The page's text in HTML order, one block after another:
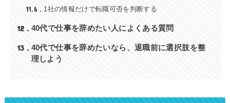
11.6 1社の情報だけで転職可否を判断する
12 40代で仕事を辞めたい人によくある質問
13
40代で仕事を辞めたいなら、退職前に選択肢を整
理しよう